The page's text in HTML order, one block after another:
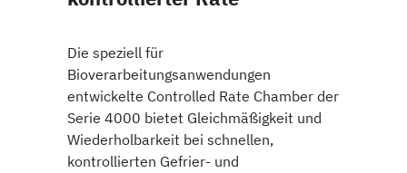
Die speziell für
Bioverarbeitungsanwendungen
entwickelte Controlled Rate Chamber der
Serie 4000 bietet Gleichmäßigkeit und
Wiederholbarkeit bei schnellen,
kontrollierten Gefrier- und